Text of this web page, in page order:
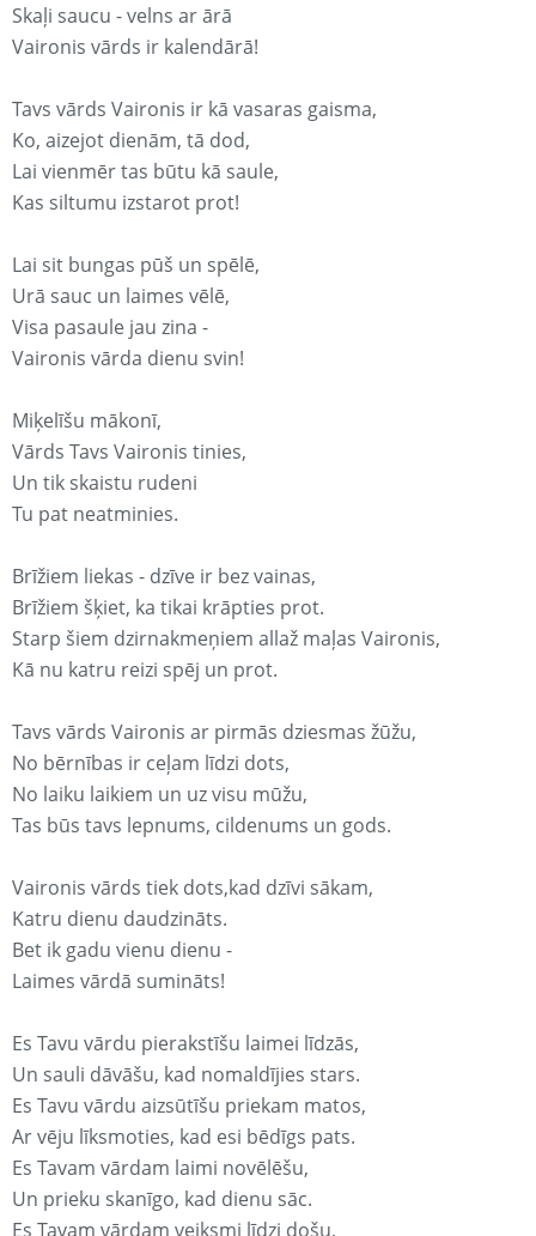
Skaļi saucu - velns ar ārā
Vaironis vārds ir kalendārā!
Tavs vārds Vaironis ir kā vasaras gaisma,
Ko, aizejot dienām, tā dod,
Lai vienmēr tas būtu kā saule,
Kas siltumu izstarot prot!
Lai sit bungas pūš un spēlē,
Urā sauc un laimes vēlē,
Visa pasaule jau zina -
Vaironis vārda dienu svin!
Miķelīšu mākonī,
Vārds Tavs Vaironis tinies,
Un tik skaistu rudeni
Tu pat neatminies.
Brīžiem liekas - dzīve ir bez vainas,
Brīžiem šķiet, ka tikai krāpties prot.
Starp šiem dzirnakmeņiem allaž maļas Vaironis,
Kā nu katru reizi spēj un prot.
Tavs vārds Vaironis ar pirmās dziesmas žūžu,
No bērnības ir ceļam līdzi dots,
No laiku laikiem un uz visu mūžu,
Tas būs tavs lepnums, cildenums un gods.
Vaironis vārds tiek dots,kad dzīvi sākam,
Katru dienu daudzināts.
Bet ik gadu vienu dienu -
Laimes vārdā sumināts!
Es Tavu vārdu pierakstīšu laimei līdzās,
Un sauli dāvāšu, kad nomaldījies stars.
Es Tavu vārdu aizsūtīšu priekam matos,
Ar vēju līksmoties, kad esi bēdīgs pats.
Es Tavam vārdam laimi novēlēšu,
Un prieku skanīgo, kad dienu sāc.
Es Tavam vārdam veiksmi līdzi došu,